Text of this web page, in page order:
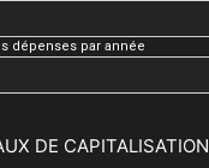
dépenses par année
DE CAPITALISATION